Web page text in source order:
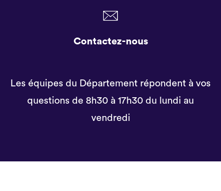
Contactez-nous
Les équipes du Département répondent à vos
questions de 8h30 à 17h30 du lundi au
vendredi